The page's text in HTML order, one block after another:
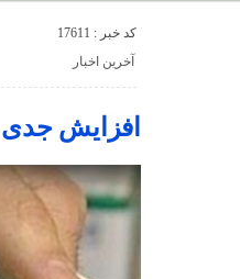
کد خبر : 17611
آخرین اخبار
افزایش